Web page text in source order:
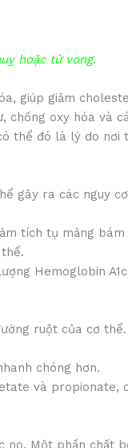
hoặc tử vong.
giúp giảm
chống oxy hóa và
thể đó là lý do nơi
gây ra các nguy
tích tụ mảng
Hemoglobin
ruột của cơ thể.
chóng hơn.
và propionate,
Một phần chất